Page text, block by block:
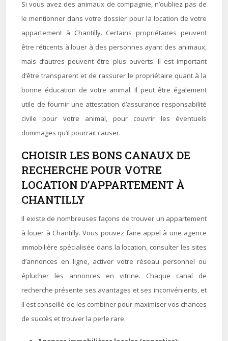
Si vous avez des animaux de compagnie, n’oubliez pas de
le mentionner dans votre dossier pour la location de votre
appartement à Chantilly. Certains propriétaires peuvent
être réticents à louer à des personnes ayant des animaux,
mais d’autres peuvent être plus ouverts. Il est important
d’être transparent et de rassurer le propriétaire quant à la
bonne éducation de votre animal. Il peut être également
utile de fournir une attestation d’assurance responsabilité
civile pour votre animal, pour couvrir les éventuels
dommages qu’il pourrait causer.
CHOISIR LES BONS CANAUX DE
RECHERCHE POUR VOTRE
LOCATION D’APPARTEMENT À
CHANTILLY
Il existe de nombreuses façons de trouver un appartement
à louer à Chantilly. Vous pouvez faire appel à une agence
immobilière spécialisée dans la location, consulter les sites
d’annonces en ligne, activer votre réseau personnel ou
éplucher les annonces en vitrine. Chaque canal de
recherche présente ses avantages et ses inconvénients, et
il est conseillé de les combiner pour maximiser vos chances
de succès et trouver la perle rare.